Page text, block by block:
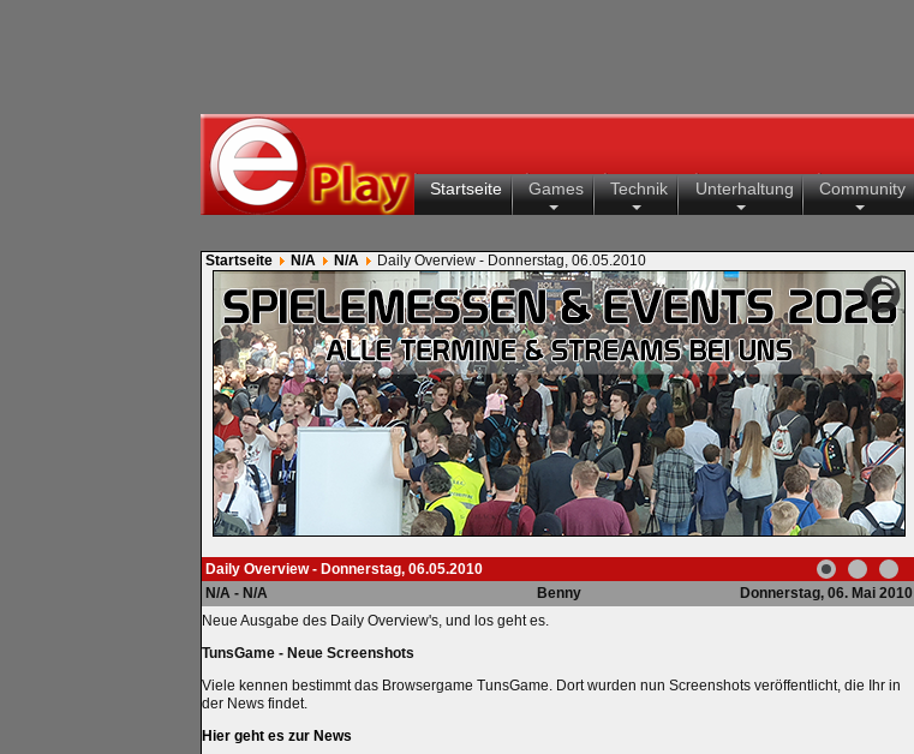
Startseite Games Technik Unterhaltung Community
Startseite N/A N/A Daily Overview - Donnerstag, 06.05.2010
Daily Overview - Donnerstag, 06.05.2010
N/A - N/A
Benny
Donnerstag, 06. Mai 2010
Neue Ausgabe des Daily Overview's, und los geht es.
TunsGame - Neue Screenshots
Viele kennen bestimmt das Browsergame TunsGame. Dort wurden nun Screenshots veröffentlicht, die Ihr in
der News findet.
Hier geht es zur News